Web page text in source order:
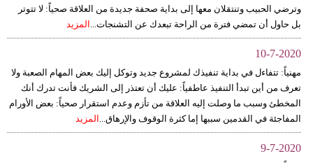
وترضي الحبيب وتنتقلان معها إلى بداية صحفة جديدة من العلاقة صحياً: لا تتوتر
بل حاول أن تمضي فترة من الراحة تبعدك عن التشنجات... المزيد
10-7-2020
مهنياً: تتفاءل في بداية تنفيذك لمشروع جديد وتوكل إليك بعض المهام الصعبة ولا
تعرف من أين تبدأ التنفيذ عاطفياً: عليك أن تعتذر إلى الشريك فأنت تدرك أنك
المخطئ وسبب ما وصلت إليه العلاقة من تأزم وعدم استقرار صحياً: بعض الأورام
المفاجئة في القدمين سببها إما كثرة الوقوف والإرهاق... المزيد
9-7-2020